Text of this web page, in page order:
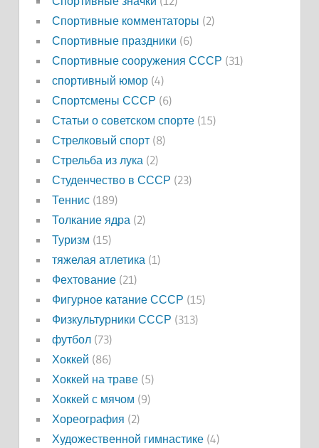
Спортивные комментаторы (2)
Спортивные праздники (6)
Спортивные сооружения СССР (31)
спортивный юмор(4)
Спортсмены СССР (6)
Статьи о советском спорте(15)
Стрелковый спорт(8)
Стрельба из лука (2)
Студенчество в СССР (23)
Теннис(189)
Толкание ядра (2)
Туризм (15)
тяжелая атлетика (1)
Фехтование(21)
Фигурное катание СССР (15)
Физкультурники СССР (313)
футбол(73)
Хоккей (86)
Хоккей на траве(5)
Хоккей с мячом (9)
Хореография (2)
Художественной гимнастике(4)